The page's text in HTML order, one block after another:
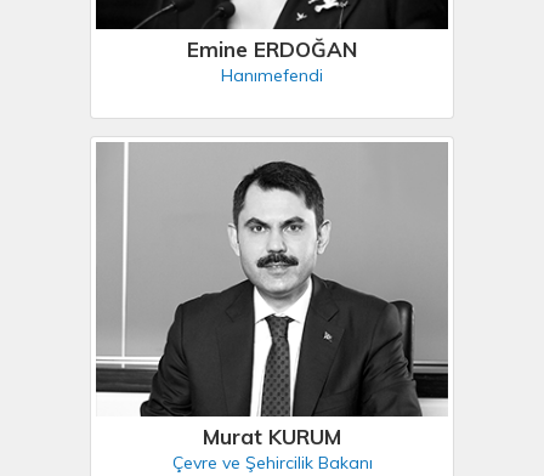
Emine ERDOĞAN
Hanımefendi
Murat KURUM
Çevre ve Şehircilik Bakanı